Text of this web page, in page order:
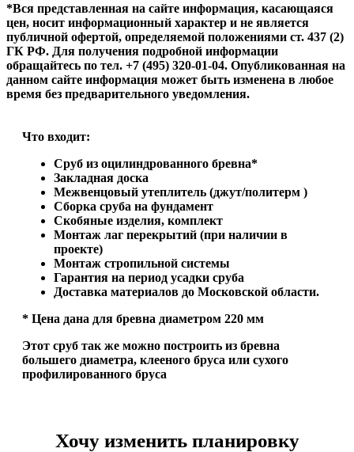
*Вся представленная на сайте информация, касающаяся
цен, носит информационный характер и не является
публичной офертой, определяемой положениями ст. 437 (2)
ГК РФ. Для получения подробной информации
обращайтесь по тел. +7 (495) 320-01-04. Опубликованная на
данном сайте информация может быть изменена в любое
время без предварительного уведомления.
Что входит:
Сруб из оцилиндрованного бревна*
Закладная доска
Межвенцовый утеплитель (джут/политерм )
Сборка сруба на фундамент
Скобяные изделия, комплект
Монтаж лаг перекрытий (при наличии в
проекте)
Монтаж стропильной системы
Гарантия на период усадки сруба
Доставка материалов до Московской области.
* Цена дана для бревна диаметром 220 мм
Этот сруб так же можно построить из бревна
большего диаметра, клееного бруса или сухого
профилированного бруса
Хочу изменить планировку